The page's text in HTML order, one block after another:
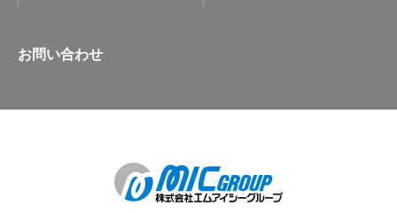
お問い合わせ